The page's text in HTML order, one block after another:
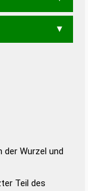
der Wurzel und
Teil des